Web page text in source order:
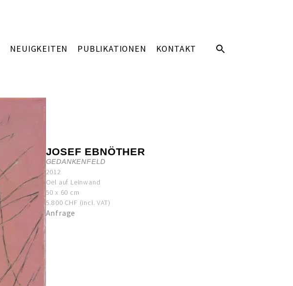
NEUIGKEITEN PUBLIKATIONEN KONTAKT
JOSEF EBNÖTHER
GEDANKENFELD
2012
Oel auf Leinwand
50 x 60 cm
5.800 CHF (incl. VAT)
Anfrage